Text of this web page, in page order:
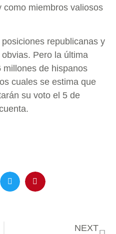
como miembros valiosos
republicanas y
Pero la última
millones de hispanos
cuales se estima que
su voto el 5 de
NEXT